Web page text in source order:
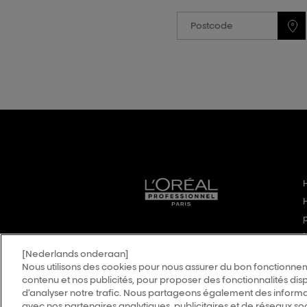
[Nederlands onderaan]
Nous utilisons des cookies pour nous assurer du bon
contenu et nos publicités, pour proposer des fonctionnalités
d’analyser notre trafic. Nous partageons également des